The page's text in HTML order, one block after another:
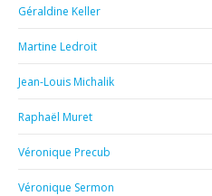
Géraldine Keller
Martine Ledroit
Jean-Louis Michalik
Raphaël Muret
Véronique Precub
Véronique Sermon